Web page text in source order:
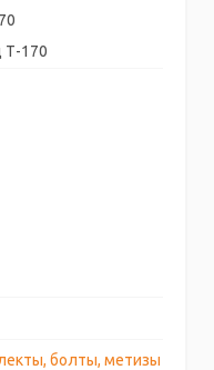
Т-170
болты, метизы